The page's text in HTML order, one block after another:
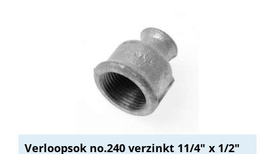
Verloopsok no.240 verzinkt 11/4" x 1/2"